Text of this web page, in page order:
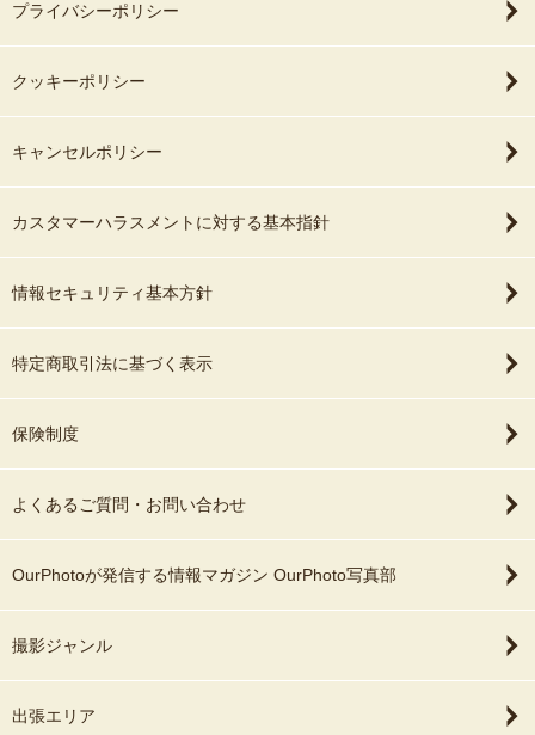
プライバシーポリシー
クッキーポリシー
キャンセルポリシー
カスタマーハラスメントに対する基本指針
情報セキュリティ基本方針
特定商取引法に基づく表示
保険制度
よくあるご質問・お問い合わせ
OurPhotoが発信する情報マガジン OurPhoto写真部
撮影ジャンル
出張エリア